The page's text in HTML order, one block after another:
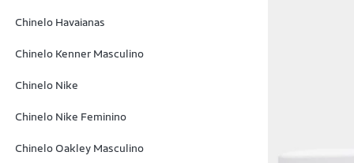
Champion
Clara Jordana
Coca Cola Shoes
Coca-Cola
Coimbra
Bermudas
Bermudas Plus Size
Bicicletas
Bicicletas Ergométricas
Bilhar - Sinuca
Chinelo Havaianas
Chinelo Kenner Masculino
Chinelo Nike
Chinelo Nike Feminino
Chinelo Oakley Masculino